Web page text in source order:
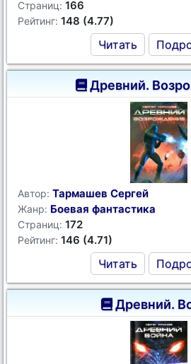
Страниц: 166
Рейтинг: 148 (4.77)
Читать
Древний.
Автор: Тармашев Сергей
Жанр: Боевая фантастика
Страниц: 172
Рейтинг: 146 (4.71)
Читать
Древний.